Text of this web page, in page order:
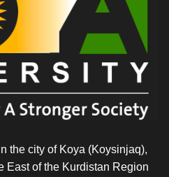
the city of Koya (Koysinjaq),
East of the Kurdistan Region